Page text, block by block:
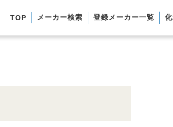
TOP メーカー検索 登録メーカー一覧